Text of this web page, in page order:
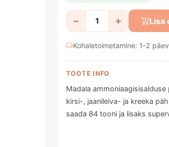
− + Lisa
Kohaletoimetamine: 1-2
TOOTE INFO
Madala
kirsi-, jaanileiva- ja kreeka
saada 84 tooni ja lisaks